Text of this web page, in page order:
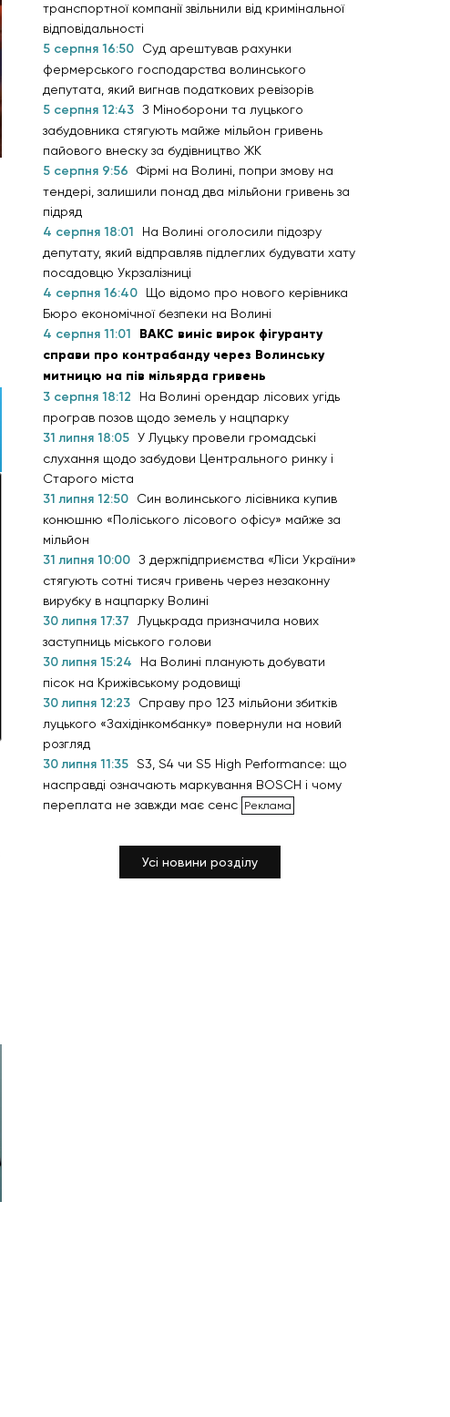
транспортної компанії звільнили від кримінальної
відповідальності
5 серпня 16:50
Суд арештував рахунки
фермерського господарства волинського
депутата, який вигнав податкових ревізорів
5 серпня 12:43 З Міноборони та луцького
забудовника стягують майже мільйон гривень
пайового внеску за будівництво ЖК
5 серпня 9:56
Фірмі на Волині, попри змову на
тендері, залишили понад два мільйони гривень за
підряд
4 серпня 18:01
На Волині оголосили підозру
депутату, який відправляв підлеглих будувати хату
посадовцю Укрзалізниці
4 серпня 16:40
Що відомо про нового керівника
Бюро економічної безпеки на Волині
4 серпня 11:01
ВАКС виніс вирок фігуранту
справи про контрабанду через Волинську
митницю на пів мільярда гривень
3 серпня 18:12
На Волині орендар лісових угідь
програв позов щодо земель у нацпарку
31 липня 18:05 У Луцьку провели громадські
слухання щодо забудови Центрального ринку і
Старого міста
31 липня 12:50
Син волинського лісівника купив
конюшню «Поліського лісового офісу» майже за
мільйон
31 липня 10:00 З держпідприємства «Ліси України»
стягують сотні тисяч гривень через незаконну
вирубку в нацпарку Волині
30 липня 17:37
Луцькрада призначила нових
заступниць міського голови
30 липня 15:24
На Волині планують добувати
пісок на Крижівському родовищі
30 липня 12:23
Справу про 123 мільйони збитків
луцького «Західінкомбанку» повернули на новий
розгляд
30 липня 11:35 S3, S4 чи S5 High Performance: що
насправді означають маркування BOSCH і чому
переплата не завжди має сенс
Усі новини розділу